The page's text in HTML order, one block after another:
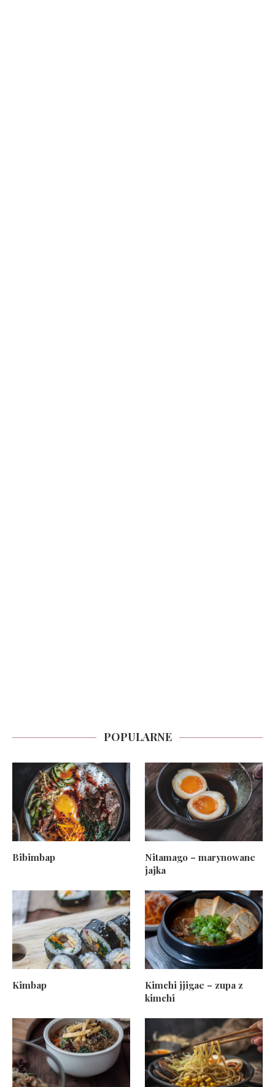
POPULARNE
Bibimbap
Nitamago – marynowane
jajka
Kimbap
Kimchi jjigae – zupa z
kimchi